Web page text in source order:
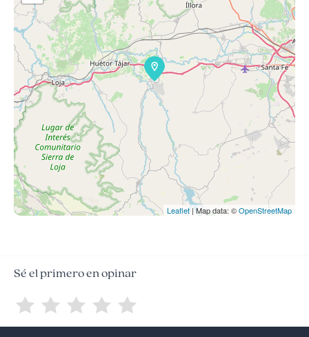
Leaflet | Map data: ©OpenStreetMap
Sé el primero en opinar